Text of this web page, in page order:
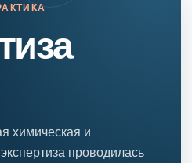
химическая и
проводилась